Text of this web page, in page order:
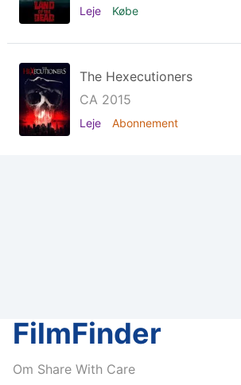
Leje Købe
The Hexecutioners
CA 2015
Leje Abonnement
FilmFinder
Om Share With Care